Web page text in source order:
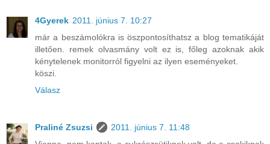
4Gyerek 2011. június 7. 10:27
már a beszámolókra is öszpontosíthatsz a blog tematikáját
illetően. remek olvasmány volt ez is, főleg azoknak akik
kénytelenek monitorról figyelni az ilyen eseményeket.
köszi.
Válasz
Praliné Zsuzsi
2011. június 7. 11:48